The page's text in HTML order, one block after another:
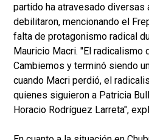
partido ha atravesado diversas
debilitaron, mencionando el
falta de protagonismo radical
Mauricio Macri. "El radicalismo
Cambiemos y terminó siendo
cuando Macri perdió, el
quienes siguieron a Patricia
Horacio Rodríguez Larreta",